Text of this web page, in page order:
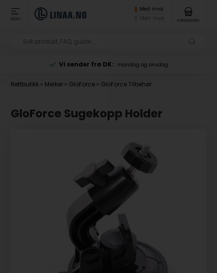
MENY
Med mva
Uten mva
HANDLEKURV
Vi sender fra DK: mandag og onsdag
Nettbutikk » Merker » GloForce » GloForce Tilbehør
GloForce Sugekopp Holder